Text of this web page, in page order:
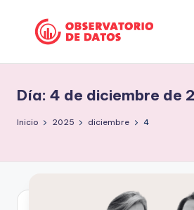
contenido
ri
o
m
free
but
facts
Día: 4 de diciembre de
Inicio 2025 diciembre 4